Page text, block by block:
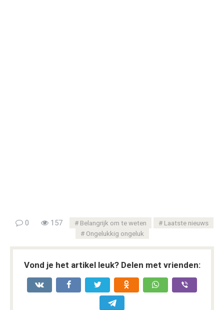
0 157 Belangrijk om te weten
Laatste nieuws
Ongelukkig ongeluk
Vond je het artikel leuk? Delen met vrienden: